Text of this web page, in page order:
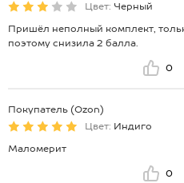
бедрам:47 см.
*замеры выборочные, могут
Цвет: Черный
Пришёл неполный комплект,
поэтому снизила 2 балла.
0
Покупатель (Ozon)
Цвет: Индиго
Маломерит
0